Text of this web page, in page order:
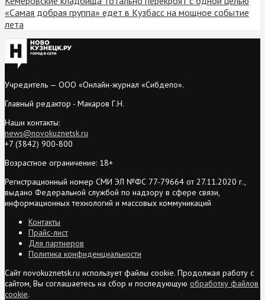
«Самая добрая группа» едет в Кузбасс на мощное событие
лета
Учредитель — ООО «Онлайн-журнал «Сибдепо».
Главный редактор - Макаров Г.Н.
Наши контакты:
news@novokuznetsk.ru
+7 (3842) 900-800
Возрастное ограничение: 18+
Регистрационный номер СМИ ЭЛ №ФС 77-79664 от 27.11.2020 г.,
выдано Федеральной службой по надзору в сфере связи,
информационных технологий и массовых коммуникаций
Контакты
Прайс-лист
Для партнеров
Политика конфиденциальности
Сайт novokuznetsk.ru использует файлы cookie. Продолжая работу с
сайтом, Вы соглашаетесь на сбор и последующую обработку файлов
cookie.